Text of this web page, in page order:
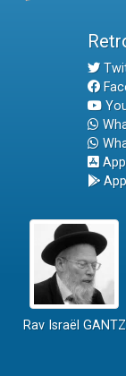
Rav Israël GANTZ